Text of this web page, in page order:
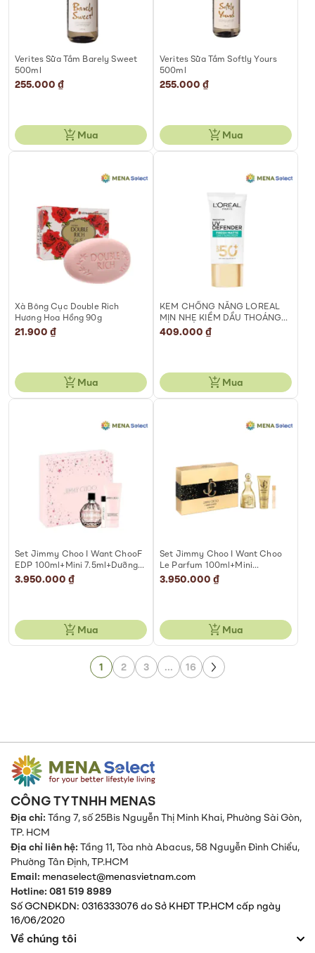
Verites Sữa Tắm Barely Sweet
500ml
255.000 ₫
Mua
Verites Sữa Tắm Softly Yours
500ml
255.000 ₫
Mua
Xà Bông Cục Double Rich
Hương Hoa Hồng 90g
21.900 ₫
Mua
KEM CHỐNG NẮNG LOREAL
MỊN NHẸ KIỀM DẦU THOÁNG
MỊN DA 50ML
409.000 ₫
Mua
Set Jimmy Choo I Want ChooF
EDP 100ml+Mini 7.5ml+Dưỡng
Thể 100ml
3.950.000 ₫
Mua
Set Jimmy Choo I Want Choo
Le Parfum 100ml+Mini
7.5ml+Dưỡng Thể 100ml
3.950.000 ₫
Mua
Page
1 2 3 ... Page
16 Page
Next
CÔNG TY TNHH MENAS
Địa chỉ:Tầng 7, số 25Bis Nguyễn Thị Minh Khai, Phường Sài Gòn,
TP. HCM
Địa chỉ liên hệ:Tầng 11, Tòa nhà Abacus, 58 Nguyễn Đình Chiểu,
Phường Tân Định,TP.HCM
Email: menaselect@menasvietnam.com
Hotline: 081 519 8989
Số GCNĐKDN: 0316333076 do Sở KHĐT TP.HCM cấp ngày
16/06/2020
Về chúng tôi